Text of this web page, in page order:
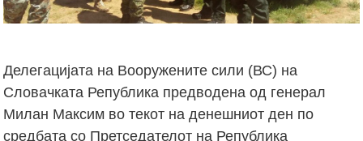
Делегацијата на Вооружените сили (ВС) на
Словачката Република предводена од генерал
Милан Максим во текот на денешниот ден по
средбата со Претседателот на Република